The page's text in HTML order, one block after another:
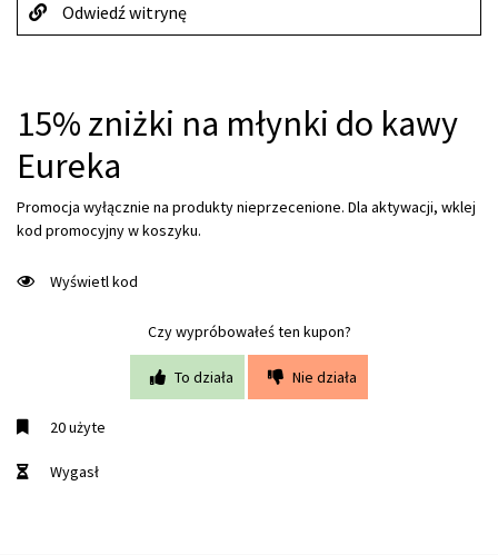
Odwiedź witrynę
15% zniżki na młynki do kawy
Eureka
Promocja wyłącznie na produkty nieprzecenione. Dla aktywacji, wklej
kod promocyjny w koszyku.
Wyświetl kod
Czy wypróbowałeś ten kupon?
To działa Nie działa
20 użyte
Wygasł